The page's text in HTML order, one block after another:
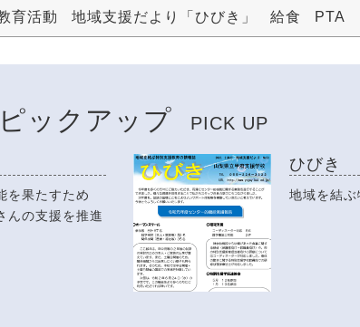
育活動 地域支援だより「ひびき」 給食 PTA
ピックアップ PICK UP
を果たすため
んの支援を推進
ひびき
地域を結ぶ